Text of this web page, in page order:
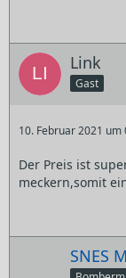
Link
Gast
10. Februar 2021 um
Der Preis ist
meckern,somit
SNES